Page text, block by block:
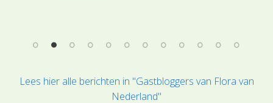
winterperiode hun blad behouden.
Lees hier alle berichten in "Gastbloggers van Flora van
Nederland"